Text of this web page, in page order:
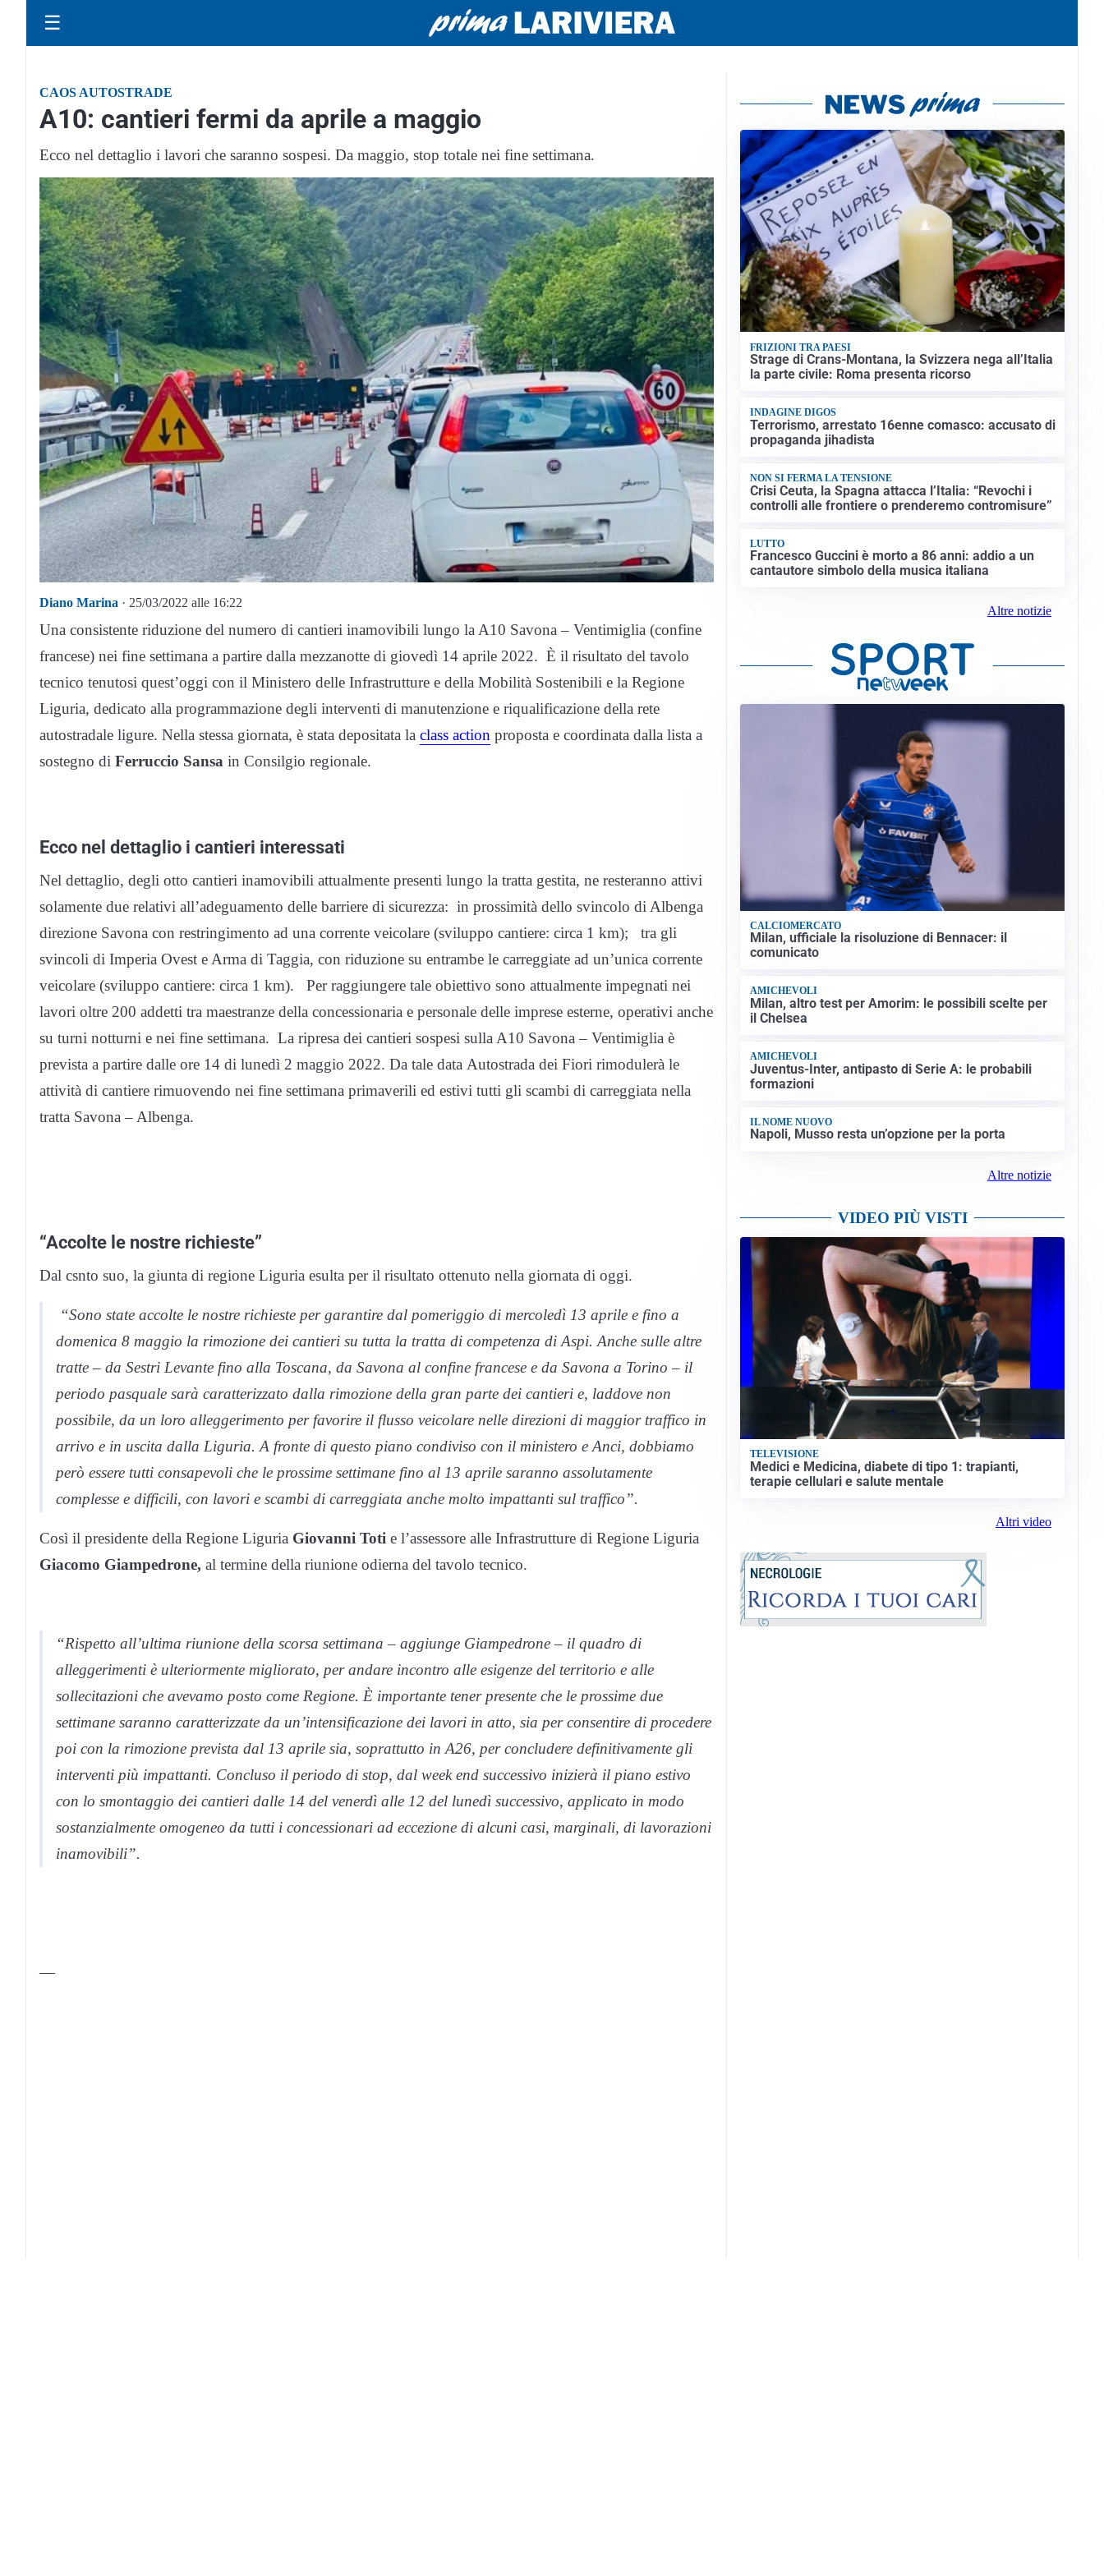
☰
CAOS AUTOSTRADE
A10: cantieri fermi da aprile a maggio
Ecco nel dettaglio i lavori che saranno sospesi. Da maggio, stop totale nei fine settimana.
Diano Marina · 25/03/2022 alle 16:22
Una consistente riduzione del numero di cantieri inamovibili lungo la A10 Savona – Ventimiglia (confine
francese) nei fine settimana a partire dalla mezzanotte di giovedì 14 aprile 2022. È il risultato del tavolo
tecnico tenutosi quest’oggi con il Ministero delle Infrastrutture e della Mobilità Sostenibili e la Regione
Liguria, dedicato alla programmazione degli interventi di manutenzione e riqualificazione della rete
autostradale ligure. Nella stessa giornata, è stata depositata la class action proposta e coordinata dalla lista a
sostegno di Ferruccio Sansa in Consilgio regionale.
Ecco nel dettaglio i cantieri interessati
Nel dettaglio, degli otto cantieri inamovibili attualmente presenti lungo la tratta gestita, ne resteranno attivi
solamente due relativi all’adeguamento delle barriere di sicurezza: in prossimità dello svincolo di Albenga
direzione Savona con restringimento ad una corrente veicolare (sviluppo cantiere: circa 1 km); tra gli
svincoli di Imperia Ovest e Arma di Taggia, con riduzione su entrambe le carreggiate ad un’unica corrente
veicolare (sviluppo cantiere: circa 1 km). Per raggiungere tale obiettivo sono attualmente impegnati nei
lavori oltre 200 addetti tra maestranze della concessionaria e personale delle imprese esterne, operativi anche
su turni notturni e nei fine settimana. La ripresa dei cantieri sospesi sulla A10 Savona – Ventimiglia è
prevista a partire dalle ore 14 di lunedì 2 maggio 2022. Da tale data Autostrada dei Fiori rimodulerà le
attività di cantiere rimuovendo nei fine settimana primaverili ed estivi tutti gli scambi di carreggiata nella
tratta Savona – Albenga.
“Accolte le nostre richieste”
Dal csnto suo, la giunta di regione Liguria esulta per il risultato ottenuto nella giornata di oggi.
“Sono state accolte le nostre richieste per garantire dal pomeriggio di mercoledì 13 aprile e fino a
domenica 8 maggio la rimozione dei cantieri su tutta la tratta di competenza di Aspi. Anche sulle altre
tratte – da Sestri Levante fino alla Toscana, da Savona al confine francese e da Savona a Torino – il
periodo pasquale sarà caratterizzato dalla rimozione della gran parte dei cantieri e, laddove non
possibile, da un loro alleggerimento per favorire il flusso veicolare nelle direzioni di maggior traffico in
arrivo e in uscita dalla Liguria. A fronte di questo piano condiviso con il ministero e Anci, dobbiamo
però essere tutti consapevoli che le prossime settimane fino al 13 aprile saranno assolutamente
complesse e difficili, con lavori e scambi di carreggiata anche molto impattanti sul traffico”.
Così il presidente della Regione Liguria Giovanni Toti e l’assessore alle Infrastrutture di Regione Liguria
Giacomo Giampedrone, al termine della riunione odierna del tavolo tecnico.
“Rispetto all’ultima riunione della scorsa settimana – aggiunge Giampedrone – il quadro di
alleggerimenti è ulteriormente migliorato, per andare incontro alle esigenze del territorio e alle
sollecitazioni che avevamo posto come Regione. È importante tener presente che le prossime due
settimane saranno caratterizzate da un’intensificazione dei lavori in atto, sia per consentire di procedere
poi con la rimozione prevista dal 13 aprile sia, soprattutto in A26, per concludere definitivamente gli
interventi più impattanti. Concluso il periodo di stop, dal week end successivo inizierà il piano estivo
con lo smontaggio dei cantieri dalle 14 del venerdì alle 12 del lunedì successivo, applicato in modo
sostanzialmente omogeneo da tutti i concessionari ad eccezione di alcuni casi, marginali, di lavorazioni
inamovibili”.
—
FRIZIONI TRA PAESI
Strage di Crans-Montana, la Svizzera nega all’Italia
la parte civile: Roma presenta ricorso
INDAGINE DIGOS
Terrorismo, arrestato 16enne comasco: accusato di
propaganda jihadista
NON SI FERMA LA TENSIONE
Crisi Ceuta, la Spagna attacca l’Italia: “Revochi i
controlli alle frontiere o prenderemo contromisure”
LUTTO
Francesco Guccini è morto a 86 anni: addio a un
cantautore simbolo della musica italiana
Altre notizie
CALCIOMERCATO
Milan, ufficiale la risoluzione di Bennacer: il
comunicato
AMICHEVOLI
Milan, altro test per Amorim: le possibili scelte per
il Chelsea
AMICHEVOLI
Juventus-Inter, antipasto di Serie A: le probabili
formazioni
IL NOME NUOVO
Napoli, Musso resta un’opzione per la porta
Altre notizie
VIDEO PIÙ VISTI
TELEVISIONE
Medici e Medicina, diabete di tipo 1: trapianti,
terapie cellulari e salute mentale
Altri video